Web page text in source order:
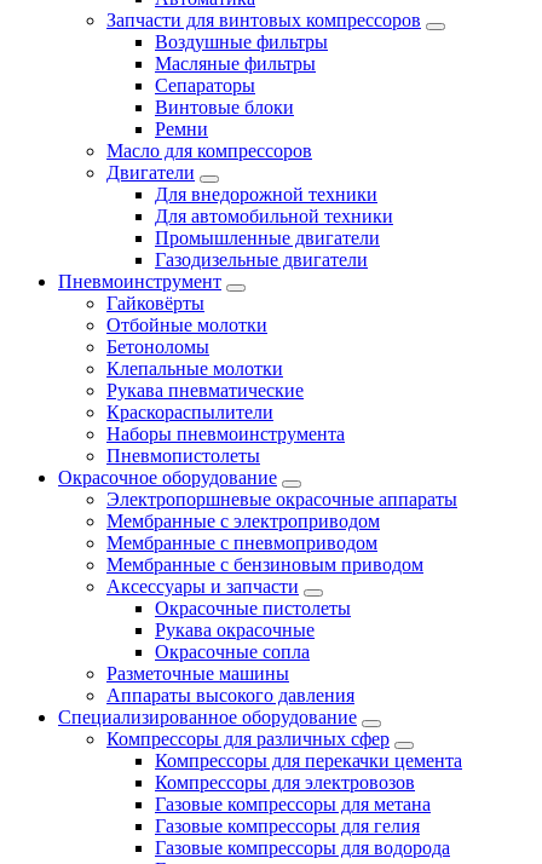
Запчасти для винтовых компрессоров
Воздушные фильтры
Масляные фильтры
Сепараторы
Винтовые блоки
Ремни
Масло для компрессоров
Двигатели
Для внедорожной техники
Для автомобильной техники
Промышленные двигатели
Газодизельные двигатели
Пневмоинструмент
Гайковёрты
Отбойные молотки
Бетоноломы
Клепальные молотки
Рукава пневматические
Краскораспылители
Наборы пневмоинструмента
Пневмопистолеты
Окрасочное оборудование
Электропоршневые окрасочные аппараты
Мембранные с электроприводом
Мембранные с пневмоприводом
Мембранные с бензиновым приводом
Аксессуары и запчасти
Окрасочные пистолеты
Рукава окрасочные
Окрасочные сопла
Разметочные машины
Аппараты высокого давления
Специализированное оборудование
Компрессоры для различных сфер
Компрессоры для перекачки цемента
Компрессоры для электровозов
Газовые компрессоры для метана
Газовые компрессоры для гелия
Газовые компрессоры для водорода